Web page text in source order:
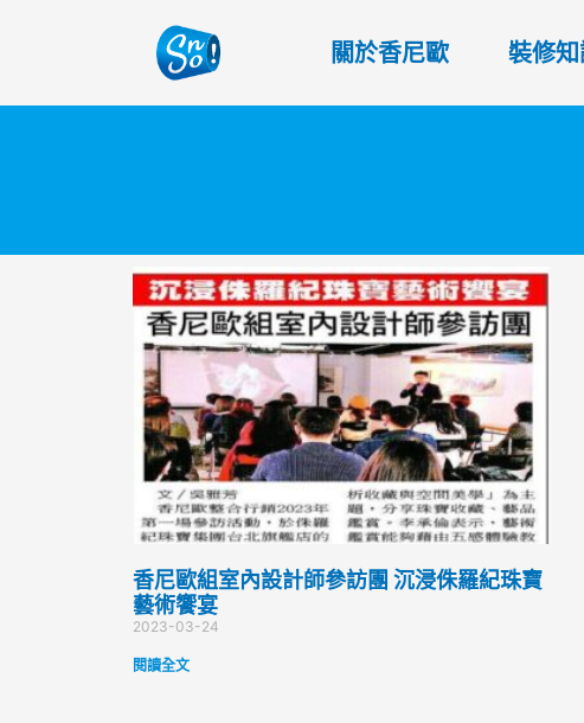
關於香尼歐 裝修
香尼歐組室內設計師參訪團 沉浸侏羅紀珠寶
藝術饗宴
2023-03-24
閱讀全文